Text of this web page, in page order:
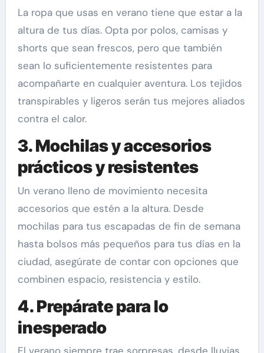
La ropa que usas en verano tiene que estar a la
altura de tus días. Opta por polos, camisas y
shorts que sean frescos, pero que también
sean lo suficientemente resistentes para
acompañarte en cualquier aventura. Los tejidos
transpirables y ligeros serán tus mejores aliados
contra el calor.
3. Mochilas y accesorios
prácticos y resistentes
Un verano lleno de movimiento necesita
accesorios que estén a la altura. Desde
mochilas para tus escapadas de fin de semana
hasta bolsos más pequeños para tus días en la
ciudad, asegúrate de contar con opciones que
combinen espacio, resistencia y estilo.
4. Prepárate para lo
inesperado